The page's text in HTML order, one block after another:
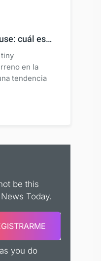
cuál es…
tiny
en la
tendencia
be this
Today.
you do